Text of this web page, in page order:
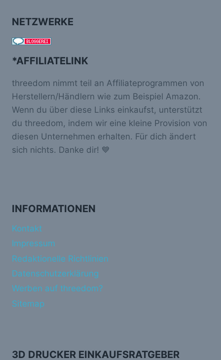
NETZWERKE
*AFFILIATELINK
threedom nimmt teil an Affiliateprogrammen von
Herstellern/Händlern wie zum Beispiel Amazon.
Wenn du über diese Links einkaufst, unterstützt
du threedom, indem wir eine kleine Provision von
diesen Unternehmen erhalten. Für dich ändert
sich nichts. Danke dir! 💙
INFORMATIONEN
Kontakt
Impressum
Redaktionelle Richtlinien
Datenschutzerklärung
Werben auf threedom?
Sitemap
3D DRUCKER EINKAUFSRATGEBER